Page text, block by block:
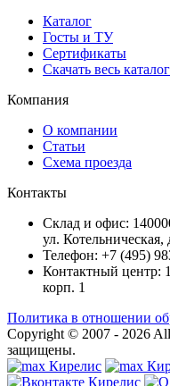
Каталог
Госты и ТУ
Сертификаты
Скачать весь каталог
Компания
О компании
Статьи
Схема проезда
Контакты
Склад и офис:
ул. Котельническая,
Телефон: +7 (495)
Контактный центр:
корп. 1
Политика в отношении
Copyright © 2007 - 2026
защищены.